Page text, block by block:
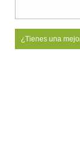
¿Tienes una